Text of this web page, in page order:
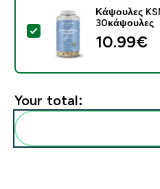
Select this product -
Κάψουλες
30κάψουλες
10.99€‎
Your total: